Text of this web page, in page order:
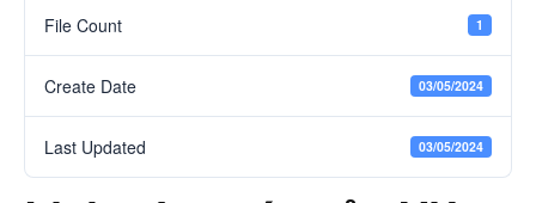
File Count 1
Create Date 03/05/2024
Last Updated 03/05/2024